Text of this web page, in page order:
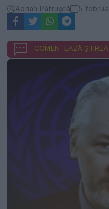
Adrian Pătrușcă 5
COMENTEAZĂ ȘTIREA